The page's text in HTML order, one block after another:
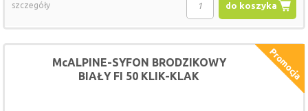
do koszyka
szczegóły
McALPINE-SYFON BRODZIKOWY
BIAŁY FI 50 KLIK-KLAK